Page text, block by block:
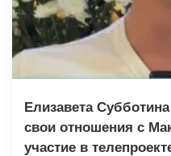
Елизавета
свои отношения с
участие в